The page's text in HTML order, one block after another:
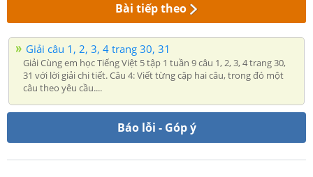
Bài tiếp theo
Giải câu 1, 2, 3, 4 trang 30, 31
Giải Cùng em học Tiếng Việt 5 tập 1 tuần 9 câu 1, 2, 3, 4 trang 30,
31 với lời giải chi tiết. Câu 4: Viết từng cặp hai câu, trong đó một
câu theo yêu cầu....
Báo lỗi - Góp ý